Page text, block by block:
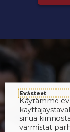
Evästeet
Käytämme
sinua
varmistat